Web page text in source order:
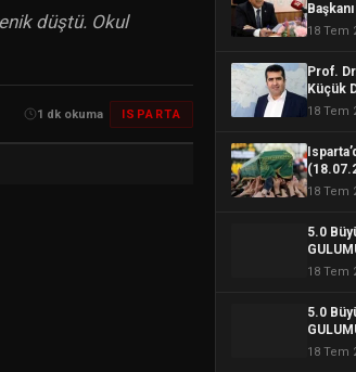
düştü. Okul
1 dk okuma ISPARTA
İsyanı:
18 Tem
Prof.
Küçük
Çok
18 Tem
18 Tem
5.0
18 Tem
5.0
18 Tem